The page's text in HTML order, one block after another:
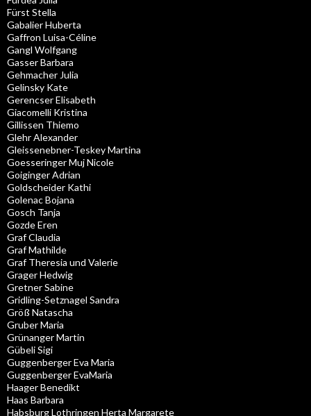
Fürst Stella
Gabalier Huberta
Gaffron Luisa-Céline
Gangl Wolfgang
Gasser Barbara
Gehmacher Julia
Gelinsky Kate
Gerencser Elisabeth
Giacomelli Kristina
Gillissen Thiemo
Glehr Alexander
Gleissenebner-Teskey Martina
Goesseringer Muj Nicole
Goiginger Adrian
Goldscheider Kathi
Golenac Bojana
Gosch Tanja
Gozde Eren
Graf Claudia
Graf Mathilde
Graf Theresia und Valerie
Grager Hedwig
Gretner Sabine
Gridling-Setznagel Sandra
Größ Natascha
Gruber Maria
Grünanger Martin
Gübeli Sigi
Guggenberger Eva Maria
Guggenberger EvaMaria
Haager Benedikt
Haas Barbara
Habsburg Lothringen Herta Margarete